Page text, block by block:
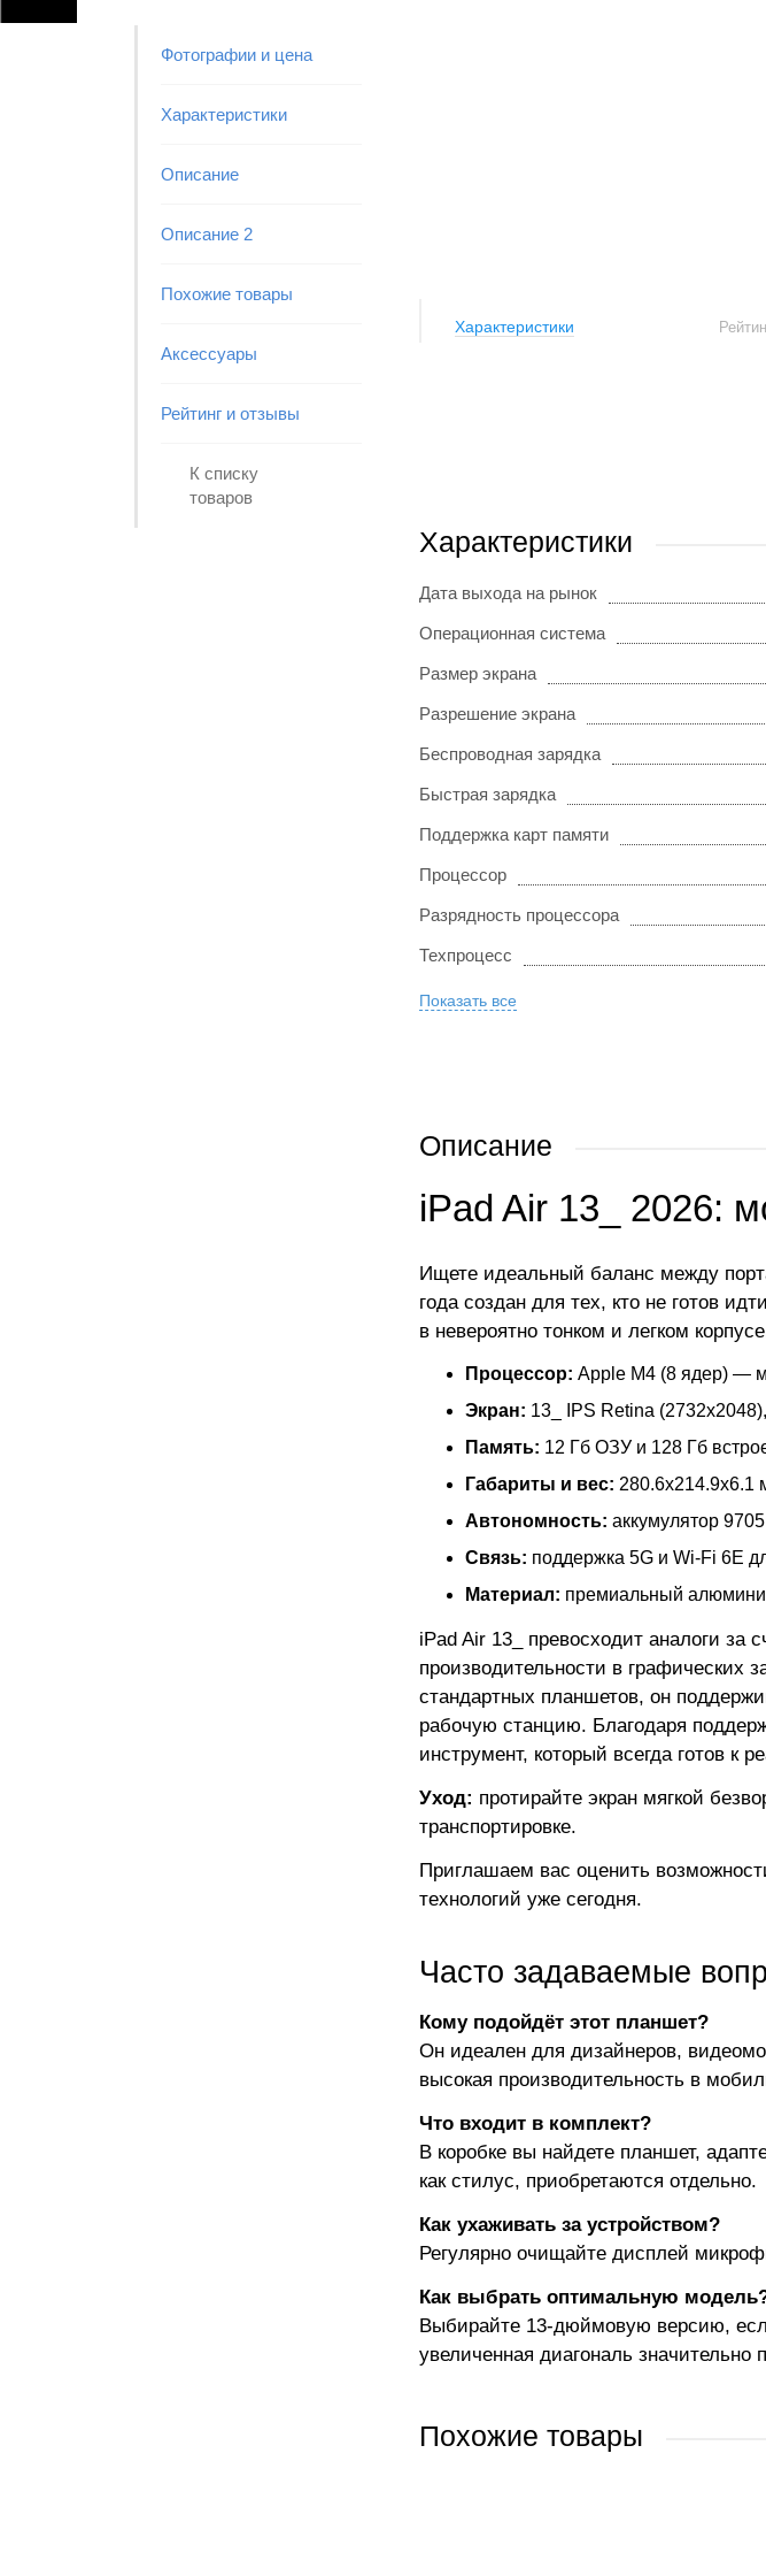
Фотографии и цена
Характеристики
Описание
Описание 2
Похожие товары
Аксессуары
Рейтинг и отзывы
К списку
товаров
Характеристики
Характеристики
Дата выхода на рынок
Операционная система
Размер экрана
Разрешение экрана
Беспроводная зарядка
Быстрая зарядка
Поддержка карт памяти
Процессор
Разрядность процессора
Техпроцесс
Показать все
Описание
iPad Air 13_ 2026:
Ищете идеальный баланс между
года создан для тех, кто не готов
в невероятно тонком и легком
Процессор: Apple M4 (8 ядер) —
Экран: 13_ IPS Retina
Память: 12 Гб ОЗУ и 128 Гб
Габариты и вес: 280.6x214.9x6.1
Автономность: аккумулятор
Связь: поддержка 5G и Wi-Fi 6E
Материал: премиальный
iPad Air 13_ превосходит аналоги за
производительности в
стандартных планшетов, он
рабочую станцию. Благодаря
инструмент, который всегда готов к
Уход: протирайте экран мягкой
транспортировке.
Приглашаем вас оценить
технологий уже сегодня.
Часто задаваемые
Кому подойдёт этот планшет?
Он идеален для дизайнеров,
высокая производительность в
Что входит в комплект?
В коробке вы найдете планшет,
как стилус, приобретаются отдельно.
Как ухаживать за устройством?
Регулярно очищайте дисплей
Как выбрать оптимальную
Выбирайте 13-дюймовую версию,
увеличенная диагональ
Похожие товары